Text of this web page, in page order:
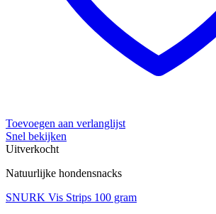
Toevoegen aan verlanglijst
Snel bekijken
Uitverkocht
Natuurlijke hondensnacks
SNURK Vis Strips 100 gram